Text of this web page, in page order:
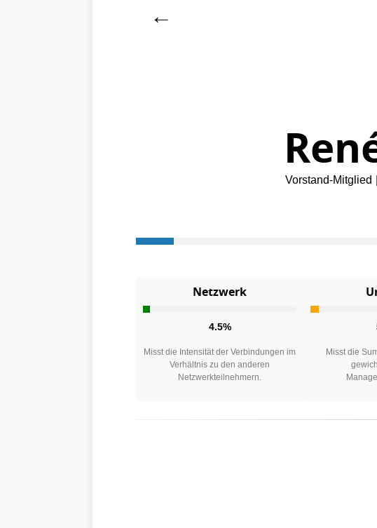
←
Vorstand-Mitglied
Netzwerk
4.5%
Misst die Intensität der Verbindungen im
Verhältnis zu den anderen
Netzwerkteilnehmern.
Misst die